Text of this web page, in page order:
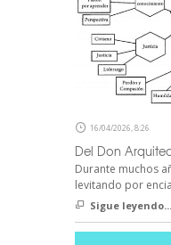
16/04/2026, 8:26
Del Don
Durante muchos
levitando por
Sigue leyendo...